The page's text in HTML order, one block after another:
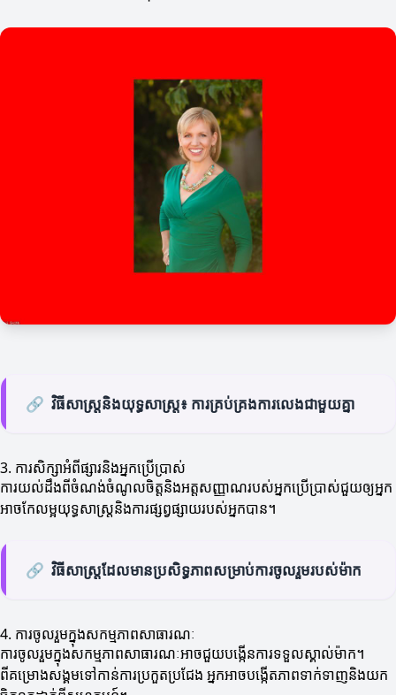
🔗 វិធីសាស្ត្រនិងយុទ្ធសាស្ត្រ៖ ការគ្រប់គ្រងការលេងជាមួយគ្នា
3. ការសិក្សាអំពីផ្សារនិងអ្នកប្រើប្រាស់
ការយល់ដឹងពីចំណង់ចំណូលចិត្តនិងអត្តសញ្ញាណរបស់អ្នកប្រើប្រាស់ជួយឲ្យអ្នក
អាចកែលម្អយុទ្ធសាស្ត្រនិងការផ្សព្វផ្សាយរបស់អ្នកបាន។
🔗 វិធីសាស្ត្រដែលមានប្រសិទ្ធភាពសម្រាប់ការចូលរួមរបស់ម៉ាក
4. ការចូលរួមក្នុងសកម្មភាពសាធារណៈ
ការចូលរួមក្នុងសកម្មភាពសាធារណៈអាចជួយបង្កើនការទទួលស្គាល់ម៉ាក។
ពីគម្រោងសង្គមទៅកាន់ការប្រកួតប្រជែង អ្នកអាចបង្កើតភាពទាក់ទាញនិងយក